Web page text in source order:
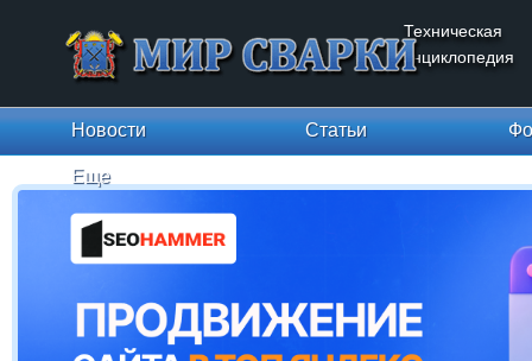
Техническая
энциклопедия
Новости Статьи
Еще